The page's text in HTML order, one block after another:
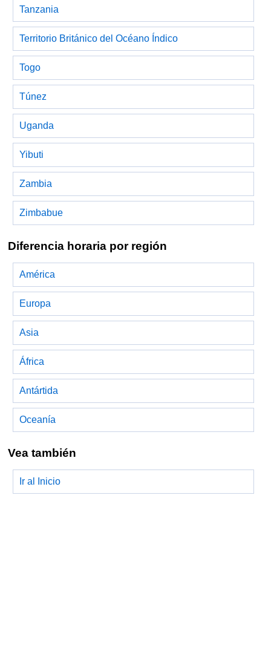
Tanzania
Territorio Británico del Océano Índico
Togo
Túnez
Uganda
Yibuti
Zambia
Zimbabue
Diferencia horaria por región
América
Europa
Asia
África
Antártida
Oceanía
Vea también
Ir al Inicio